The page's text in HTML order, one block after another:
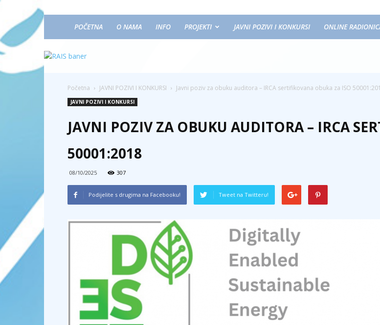
POČETNA O NAMA INFO PROJEKTI JAVNI POZIVI I KONKURSI ONLINE
Početna JAVNI POZIVI I KONKURSI Javni poziv za obuku auditora – IRCA sertifikovana obuka za ISO
JAVNI POZIVI I KONKURSI
JAVNI POZIV ZA OBUKU AUDITORA – IRCA
50001:2018
08/10/2025 307
Podijelite s drugima na Facebooku! Tweet na Twitteru!